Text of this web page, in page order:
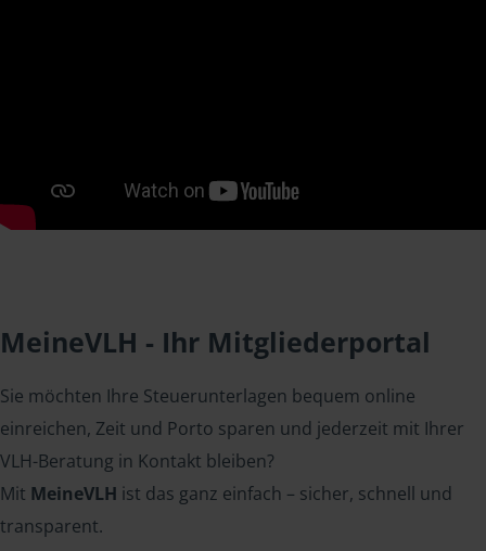
MeineVLH - Ihr Mitgliederportal
Sie möchten Ihre Steuerunterlagen bequem online
einreichen, Zeit und Porto sparen und jederzeit mit Ihrer
VLH-Beratung in Kontakt bleiben?
Mit MeineVLH ist das ganz einfach – sicher, schnell und
transparent.